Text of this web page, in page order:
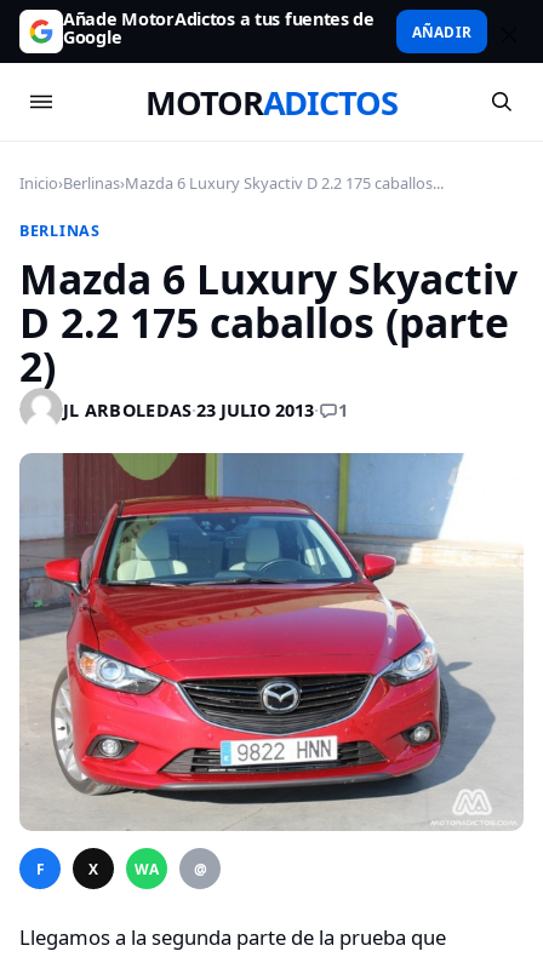
Añade MotorAdictos a tus fuentes de
Google AÑADIR
MOTORADICTOS
Inicio›Berlinas›Mazda 6 Luxury Skyactiv D 2.2 175 caballos...
BERLINAS
Mazda 6 Luxury Skyactiv
D 2.2 175 caballos (parte
2)
JL ARBOLEDAS·23 JULIO 2013· 1
F X WA @
Llegamos a la segunda parte de la prueba que